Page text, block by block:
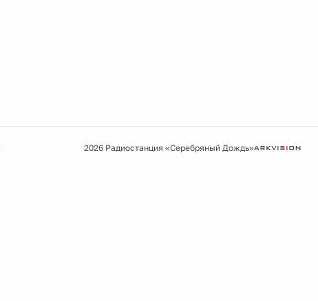
2026 Радиостанция «Серебряный Дождь»